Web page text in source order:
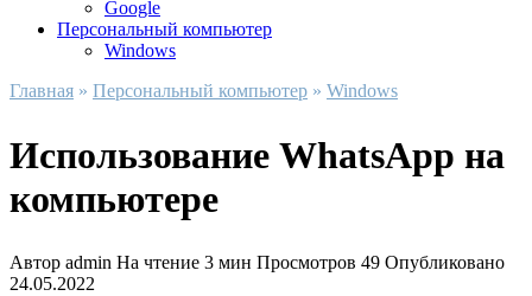
Google
Персональный компьютер
Windows
Главная » Персональный компьютер » Windows
Использование WhatsApp на
компьютере
Автор admin На чтение 3 мин Просмотров 49 Опубликовано
24.05.2022